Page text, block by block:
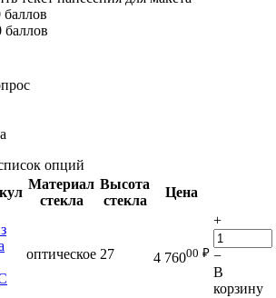
баллов
баллов
опций
Материал
стекла
Высота
стекла
Цена
оптическое 27 4 76000 ₽
+
−
В
корзину